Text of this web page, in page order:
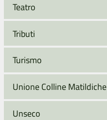
Teatro
Tributi
Turismo
Unione Colline Matildiche
Unseco